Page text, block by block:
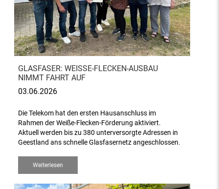
GLASFASER: WEISSE-FLECKEN-AUSBAU N
IMMT FAHRT AUF
03.06.2026
Die Telekom hat den ersten Hausanschluss im
Rahmen der Weiße-Flecken-Förderung aktiviert.
Aktuell werden bis zu 380 unterversorgte Adressen in
Geestland ans schnelle Glasfasernetz angeschlossen.
Weiterlesen